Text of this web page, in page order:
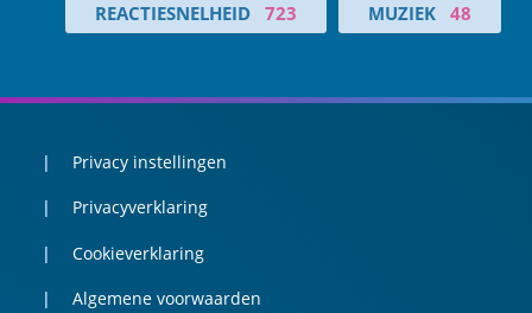
REACTIESNELHEID 723 MUZIEK 48
Privacy instellingen
Privacyverklaring
Cookieverklaring
Algemene voorwaarden